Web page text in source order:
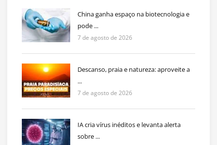
China ganha espaço na biotecnologia e
pode ...
7 de agosto de 2026
Descanso, praia e natureza: aproveite a
...
7 de agosto de 2026
IA cria vírus inéditos e levanta alerta
sobre ...